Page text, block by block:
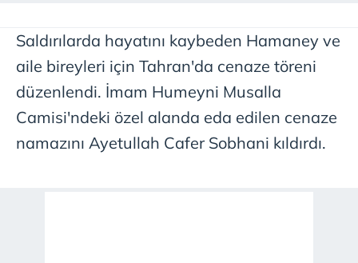
Saldırılarda hayatını kaybeden Hamaney ve
aile bireyleri için Tahran'da cenaze töreni
düzenlendi. İmam Humeyni Musalla
Camisi'ndeki özel alanda eda edilen cenaze
namazını Ayetullah Cafer Sobhani kıldırdı.